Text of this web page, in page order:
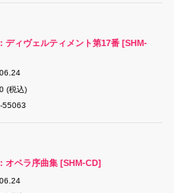
ディヴェルティメント第17番 [SHM-
(税込)
55063
オペラ序曲集 [SHM-CD]